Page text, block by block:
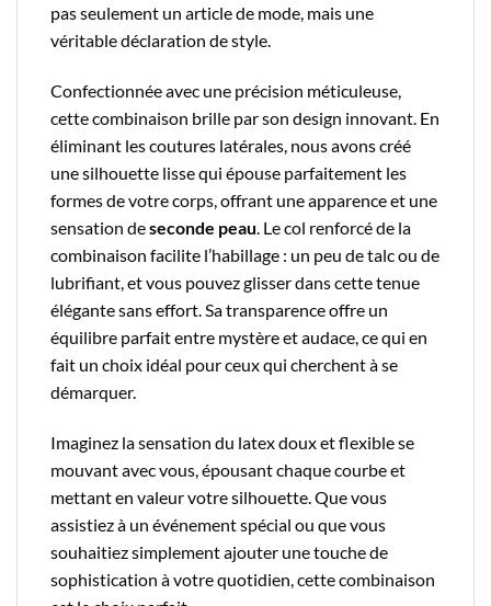
pas seulement un article de mode, mais une
véritable déclaration de style.
Confectionnée avec une précision méticuleuse,
cette combinaison brille par son design innovant. En
éliminant les coutures latérales, nous avons créé
une silhouette lisse qui épouse parfaitement les
formes de votre corps, offrant une apparence et une
sensation deseconde peau . Le col renforcé de la
combinaison facilite l’habillage : un peu de talc ou de
lubrifiant, et vous pouvez glisser dans cette tenue
élégante sans effort. Sa transparence offre un
équilibre parfait entre mystère et audace, ce qui en
fait un choix idéal pour ceux qui cherchent à se
démarquer.
Imaginez la sensation du latex doux et flexible se
mouvant avec vous, épousant chaque courbe et
mettant en valeur votre silhouette. Que vous
assistiez à un événement spécial ou que vous
souhaitiez simplement ajouter une touche de
sophistication à votre quotidien, cette combinaison